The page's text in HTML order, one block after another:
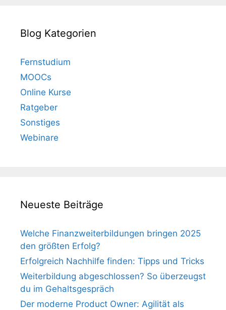
Blog Kategorien
Fernstudium
MOOCs
Online Kurse
Ratgeber
Sonstiges
Webinare
Neueste Beiträge
Welche Finanzweiterbildungen bringen 2025
den größten Erfolg?
Erfolgreich Nachhilfe finden: Tipps und Tricks
Weiterbildung abgeschlossen? So überzeugst
du im Gehaltsgespräch
Der moderne Product Owner: Agilität als